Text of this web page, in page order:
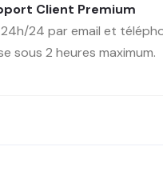
Client Premium
24 par email et
sous 2 heures maximum.